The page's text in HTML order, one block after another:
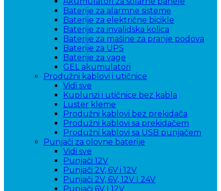
Baterije za alarmne sisteme
Baterije za električne bicikle
Baterije za invalidska kolica
Baterije za mašine za pranje podova
Baterije za UPS
Baterije za vage
GEL akumulatori
Produžni kablovi i utičnice
Vidi sve
Kuplunzi i utičnice bez kabla
Luster kleme
Produžni kablovi bez prekidača
Produžni kablovi sa prekidačem
Produžni kablovi sa USB punjačem
Punjači za olovne baterije
Vidi sve
Punjači 12V
Punjači 2V, 6V i 12V
Punjači 2V, 6V, 12V I 24V
Punjači 6V I 12V